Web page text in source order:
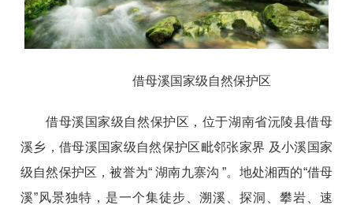
借母溪国家级自然保护区
借母溪国家级自然保护区，位于湖南省沅陵县借母
溪乡，借母溪国家级自然保护区毗邻张家界 及小溪国家
级自然保护区，被誉为“ 湖南九寨沟 ”。地处湘西的“借母
溪”风景独特，是一个集徒步、溯溪、探洞、攀岩、速